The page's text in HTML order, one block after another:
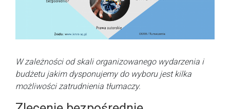
W zależności od skali organizowanego wydarzenia i
budżetu jakim dysponujemy do wyboru jest kilka
możliwości zatrudnienia tłumaczy.